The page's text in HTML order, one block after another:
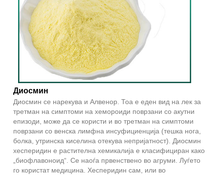
Диосмин
Диосмин се нарекува и Алвенор. Тоа е еден вид на лек за
третман на симптоми на хемороиди поврзани со акутни
епизоди, може да се користи и во третман на симптоми
поврзани со венска лимфна инсуфициенција (тешка нога,
болка, утринска киселина отекува непријатност). Диосмин
хесперидин е растителна хемикалија е класифициран како
„биофлавоноид“. Се наоѓа првенствено во агруми. Луѓето
го користат медицина. Хесперидин сам, или во